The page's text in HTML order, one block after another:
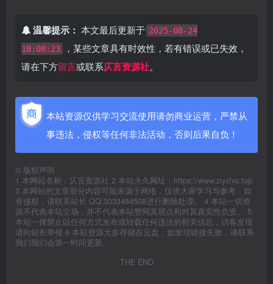
温馨提示： 本文最后更新于 2025-08-24
18:08:23
，某些文章具有时效性，若有错误或已失效，
请在下方留言或联系仄言资源社。
本站资源仅供学习交流使用请勿商业运营，严禁从
事违法，侵权等任何非法活动，否则后果自负！
© 版权声明
1 本网站名称：仄言资源社 2 本站永久网址：https://www.ziyxfxs.top
3 本网站的文章部分内容可能来源于网络，仅供大家学习与参考，如
有侵权，请联系站长 QQ:3033484508进行删除处理。 4 本站一切资
源不代表本站立场，并不代表本站赞同其观点和对其真实性负责。 5
本站一律禁止以任何方式发布或转载任何违法的相关信息，访客发现
请向站长举报 6 本站资源大多存储在云盘，如发现链接失效，请联系
我们我们会第一时间更新。
THE END